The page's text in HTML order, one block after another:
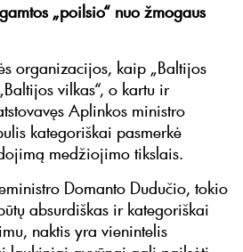
„poilsio“ nuo žmogaus
organizacijos, kaip „Baltijos
vilkas“, o kartu ir
Aplinkos ministro
kategoriškai pasmerkė
medžiojimo tikslais.
Domanto Dudučio, tokio
absurdiškas ir kategoriškai
naktis yra vienintelis